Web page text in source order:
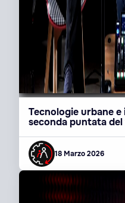
Tecnologie urbane
seconda puntata
18 Marzo 2026